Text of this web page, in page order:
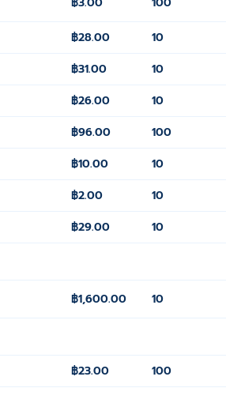
฿28.00 10
฿31.00 10
฿26.00 10
฿96.00 100
฿10.00 10
฿2.00 10
฿29.00 10
฿1,600.00 10
฿23.00 100